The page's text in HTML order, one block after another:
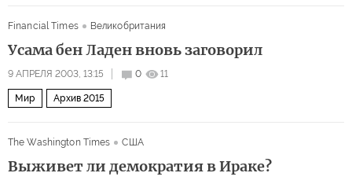
Financial Times Великобритания
Усама бен Ладен вновь заговорил
9 АПРЕЛЯ 2003, 13:15 0 11
Мир Архив 2015
The Washington Times США
Выживет ли демократия в Ираке?